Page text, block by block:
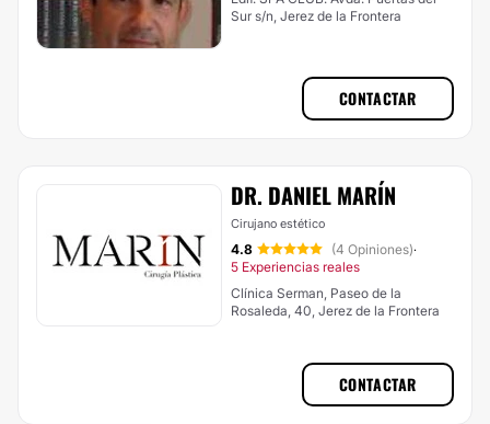
Sur s/n, Jerez de la Frontera
CONTACTAR
DR. DANIEL MARÍN
Cirujano estético
4.8 (4 Opiniones)·
5 Experiencias reales
Clínica Serman, Paseo de la
Rosaleda, 40, Jerez de la Frontera
CONTACTAR